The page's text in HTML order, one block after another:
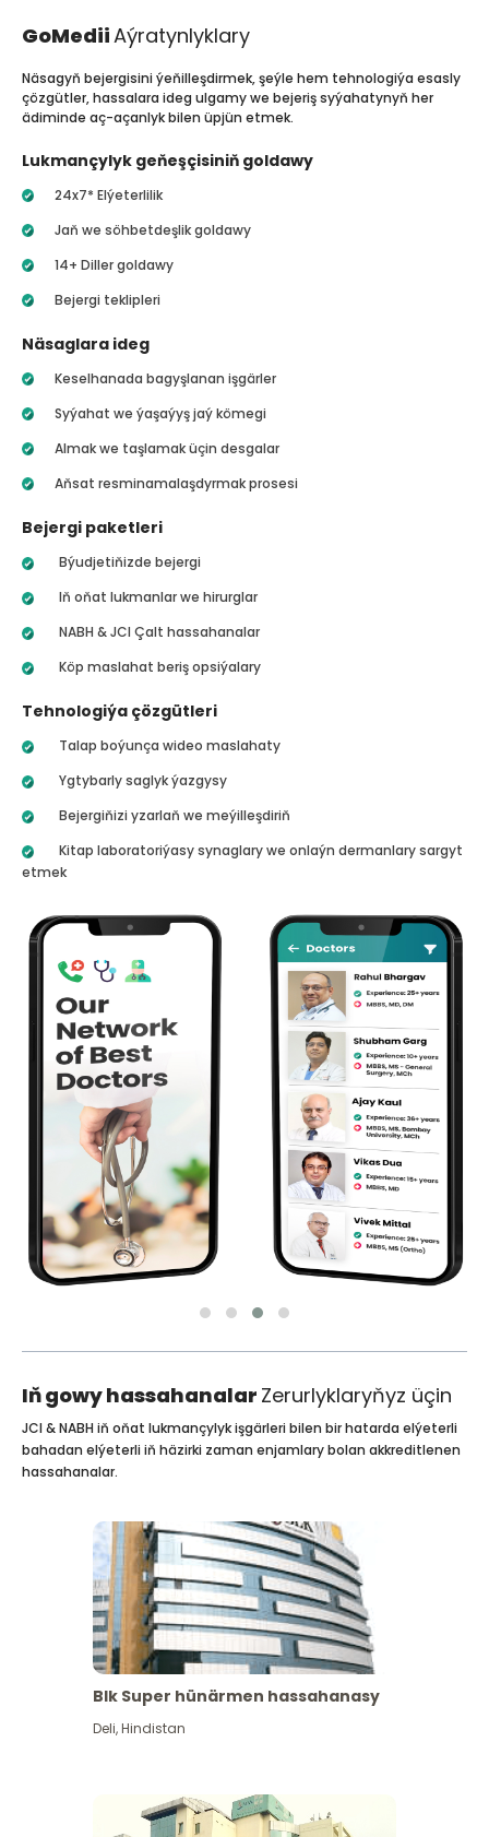
GoMediiAýratynlyklary
Näsagyň bejergisini ýeňilleşdirmek, şeýle hem tehnologiýa esasly
çözgütler, hassalara ideg ulgamy we bejeriş syýahatynyň her
ädiminde aç-açanlyk bilen üpjün etmek.
Lukmançylyk geňeşçisiniň goldawy
24x7* Elýeterlilik
Jaň we söhbetdeşlik goldawy
14+ Diller goldawy
Bejergi teklipleri
Näsaglara ideg
Keselhanada bagyşlanan işgärler
Syýahat we ýaşaýyş jaý kömegi
Almak we taşlamak üçin desgalar
Aňsat resminamalaşdyrmak prosesi
Bejergi paketleri
Býudjetiňizde bejergi
Iň oňat lukmanlar we hirurglar
NABH & JCI Çalt hassahanalar
Köp maslahat beriş opsiýalary
Tehnologiýa çözgütleri
Talap boýunça wideo maslahaty
Ygtybarly saglyk ýazgysy
Bejergiňizi yzarlaň we meýilleşdiriň
Kitap laboratoriýasy synaglary we onlaýn dermanlary sargyt
etmek
Iň gowy hassahanalar Zerurlyklaryňyz üçin
JCI & NABH iň oňat lukmançylyk işgärleri bilen bir hatarda elýeterli
bahadan elýeterli iň häzirki zaman enjamlary bolan akkreditlenen
hassahanalar.
Blk Super hünärmen hassahanasy
Deli,Hindistan